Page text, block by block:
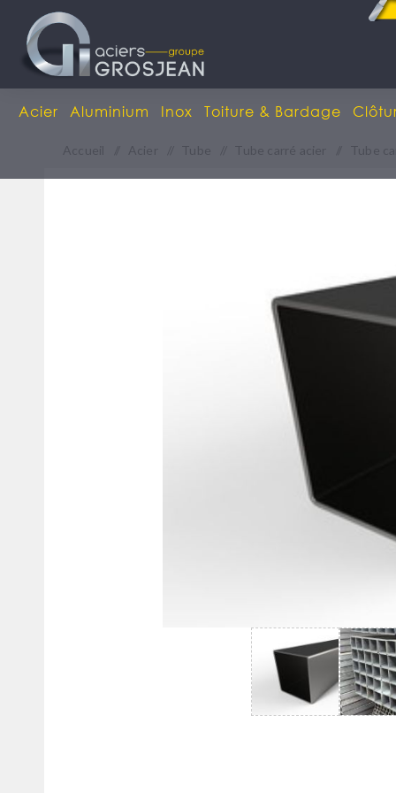
Acier Aluminium Inox Toiture & Bardage
Accueil Acier Tube Tube carré acier Tube